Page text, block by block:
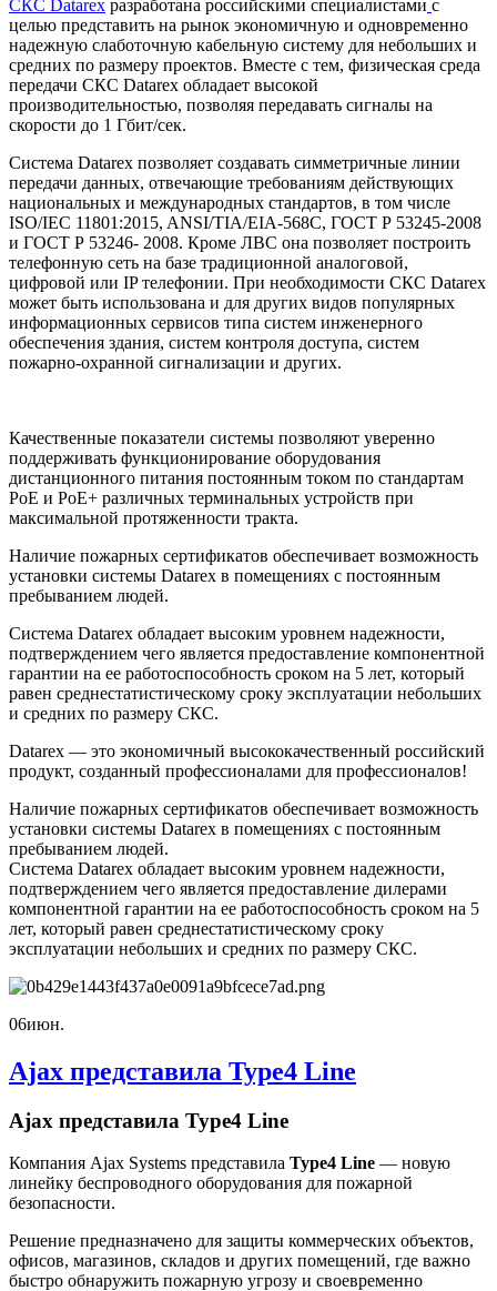
СКС Datarex разработана российскими специалистами с
целью представить на рынок экономичную и одновременно
надежную слаботочную кабельную систему для небольших и
средних по размеру проектов. Вместе с тем, физическая среда
передачи СКС Datarex обладает высокой
производительностью, позволяя передавать сигналы на
скорости до 1 Гбит/сек.
Система Datarex позволяет создавать симметричные линии
передачи данных, отвечающие требованиям действующих
национальных и международных стандартов, в том числе
ISO/IEC 11801:2015, ANSI/TIA/EIA-568C, ГОСТ Р 53245-2008
и ГОСТ Р 53246- 2008. Кроме ЛВС она позволяет построить
телефонную сеть на базе традиционной аналоговой,
цифровой или IP телефонии. При необходимости СКС Datarex
может быть использована и для других видов популярных
информационных сервисов типа систем инженерного
обеспечения здания, систем контроля доступа, систем
пожарно-охранной сигнализации и других.
Качественные показатели системы позволяют уверенно
поддерживать функционирование оборудования
дистанционного питания постоянным током по стандартам
РоЕ и РоЕ+ различных терминальных устройств при
максимальной протяженности тракта.
Наличие пожарных сертификатов обеспечивает возможность
установки системы Datarex в помещениях с постоянным
пребыванием людей.
Система Datarex обладает высоким уровнем надежности,
подтверждением чего является предоставление компонентной
гарантии на ее работоспособность сроком на 5 лет, который
равен среднестатистическому сроку эксплуатации небольших
и средних по размеру СКС.
Datarex — это экономичный высококачественный российский
продукт, созданный профессионалами для профессионалов!
Наличие пожарных сертификатов обеспечивает возможность
установки системы Datarex в помещениях с постоянным
пребыванием людей.
Система Datarex обладает высоким уровнем надежности,
подтверждением чего является предоставление дилерами
компонентной гарантии на ее работоспособность сроком на 5
лет, который равен среднестатистическому сроку
эксплуатации небольших и средних по размеру СКС.
06июн.
Ajax представила Type4 Line
Ajax представила Type4 Line
Компания Ajax Systems представила Type4 Line — новую
линейку беспроводного оборудования для пожарной
безопасности.
Решение предназначено для защиты коммерческих объектов,
офисов, магазинов, складов и других помещений, где важно
быстро обнаружить пожарную угрозу и своевременно